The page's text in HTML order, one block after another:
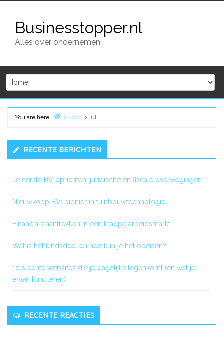
contentBusinesstopper.nl
Alles over ondernemen
You are here:
2023 juli
Primary
Sidebar
RECENTE BERICHTEN
Je eerste BV oprichten: juridische en fiscale overwegingen
Nieuwkoop BV: pionier in tuinbouwtechnologie
Financials aantrekken in een krappe arbeidsmarkt
Wat is het kindsdeel en hoe kun je het opeisen?
10 slechte websites die je dagelijks tegenkomt (en wat je
ervan kunt leren)
RECENTE REACTIES